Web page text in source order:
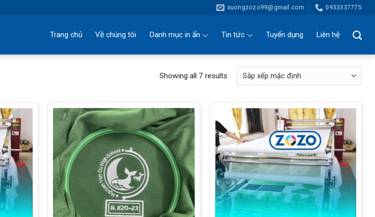
xuongzozo99@gmail.com 0933337775
Trang chủ Về chúng tôi Danh mục in ấn Tin tức Tuyển dụng Liên hệ
Showing all 7 results